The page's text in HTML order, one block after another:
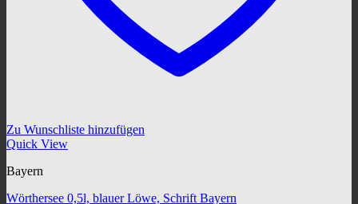
Zu Wunschliste hinzufügen
Quick View
Bayern
Wörthersee 0,5l, blauer Löwe, Schrift Bayern